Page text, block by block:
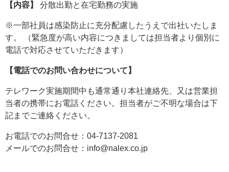
【内容】 分散出勤と在宅勤務の実施
※一部社員は感染防止に充分配慮したうえで出社いたしま
す。 （緊急度が高い内容につきましては担当者より個別に
電話で対応させていただきます）
【電話でのお問い合わせについて】
テレワーク実施期間中も通常通り本社連絡先、又は営業担
当者の携帯にお電話ください。担当者がご不明な場合は下
記までご連絡ください。
お電話でのお問合せ：04-7137-2081
メールでのお問合せ：info@nalex.co.jp